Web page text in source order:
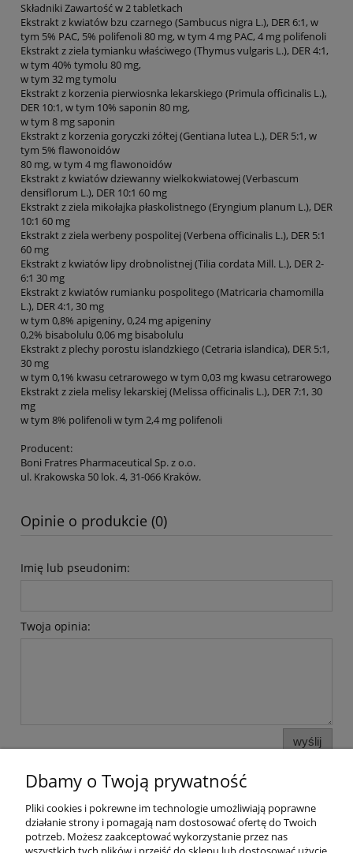
Składniki Zawartość w 2 tabletkach
Ekstrakt z kwiatów bzu czarnego (Sambucus nigra L.), DER 6:1, w
tym 5% PAC, 5% polifenoli 80 mg, w tym 4 mg PAC, 4 mg polifenoli
Ekstrakt z ziela tymianku właściwego (Thymus vulgaris L.), DER 4:1,
w tym 40% tymolu 80 mg,
w tym 32 mg tymolu
Ekstrakt z korzenia pierwiosnka lekarskiego (Primula officinalis L.),
DER 10:1, w tym 10% saponin 80 mg,
w tym 8 mg saponin
Ekstrakt z korzenia goryczki żółtej (Gentiana lutea L.), DER 5:1, w
tym 5% flawonoidów
80 mg, w tym 4 mg flawonoidów
Ekstrakt z kwiatów dziewanny wielkokwiatowej (Verbascum
densiflorum L.), DER 10:1 60 mg
Ekstrakt z ziela mikołajka płaskolistnego (Eryngium planum L.), DER
10:1 60 mg
Ekstrakt z ziela werbeny pospolitej (Verbena officinalis L.), DER 5:1
60 mg
Ekstrakt z kwiatów lipy drobnolistnej (Tilia cordata Mill. L.), DER 2-
6:1 30 mg
Ekstrakt z kwiatów rumianku pospolitego (Matricaria chamomilla
L.), DER 4:1, 30 mg
w tym 0,8% apigeniny, 0,24 mg apigeniny
0,2% bisabolulu 0,06 mg bisabolulu
Ekstrakt z plechy porostu islandzkiego (Cetraria islandica), DER 5:1,
30 mg
w tym 0,1% kwasu cetrarowego w tym 0,03 mg kwasu cetrarowego
Ekstrakt z ziela melisy lekarskiej (Melissa officinalis L.), DER 7:1, 30
mg
w tym 8% polifenoli w tym 2,4 mg polifenoli
Producent:
Boni Fratres Pharmaceutical Sp. z o.o.
ul. Krakowska 50 lok. 4, 31-066 Kraków.
Opinie o produkcie (0)
Imię lub pseudonim:
Twoja opinia:
wyślij
Pomoc
Dbamy o Twoją prywatność
Pliki cookies i pokrewne im technologie umożliwiają poprawne
działanie strony i pomagają nam dostosować ofertę do Twoich
potrzeb. Możesz zaakceptować wykorzystanie przez nas